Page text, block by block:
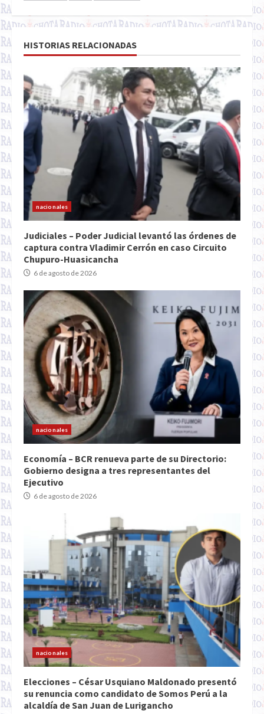
HISTORIAS RELACIONADAS
nacionales
Judiciales – Poder Judicial levantó las órdenes de
captura contra Vladimir Cerrón en caso Circuito
Chupuro-Huasicancha
6 de agosto de 2026
nacionales
Economía – BCR renueva parte de su Directorio:
Gobierno designa a tres representantes del
Ejecutivo
6 de agosto de 2026
nacionales
Elecciones – César Usquiano Maldonado presentó
su renuncia como candidato de Somos Perú a la
alcaldía de San Juan de Lurigancho